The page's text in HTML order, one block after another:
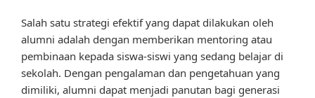
Salah satu strategi efektif yang dapat dilakukan oleh
alumni adalah dengan memberikan mentoring atau
pembinaan kepada siswa-siswi yang sedang belajar di
sekolah. Dengan pengalaman dan pengetahuan yang
dimiliki, alumni dapat menjadi panutan bagi generasi